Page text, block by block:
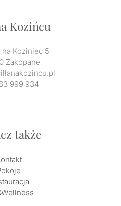
Kozińcu
na Koziniec 5
Zakopane
999 934
także